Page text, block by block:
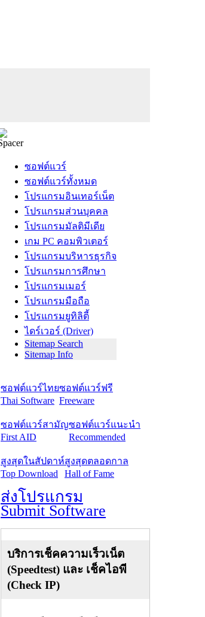
ซอฟต์แวร์
ซอฟต์แวร์ทั้งหมด
โปรแกรมอินเทอร์เน็ต
โปรแกรมส่วนบุคคล
โปรแกรมมัลติมีเดีย
เกม PC คอมพิวเตอร์
โปรแกรมบริหารธุรกิจ
โปรแกรมการศึกษา
โปรแกรมเมอร์
โปรแกรมมือถือ
โปรแกรมยูทิลิตี้
ไดร์เวอร์ (Driver)
Sitemap Search
Sitemap Info
ซอฟต์แวร์ไทย
Thai Software
ซอฟต์แวร์ฟรี
Freeware
ซอฟต์แวร์สามัญ
First AID
ซอฟต์แวร์แนะนำ
Recommended
สูงสุดในสัปดาห์
Top Download
สูงสุดตลอดกาล
Hall of Fame
ส่งโปรแกรม
Submit Software
บริการเช็คความเร็วเน็ต
(Speedtest) และ เช็คไอพี
(Check IP)